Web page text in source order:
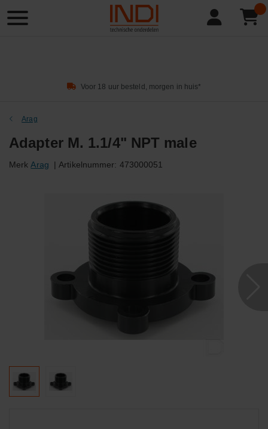
Product
zoeken
Voor 18 uur besteld, morgen in huis*
Arag
Adapter M. 1.1/4" NPT male
Merk Arag | Artikelnummer: 473000051